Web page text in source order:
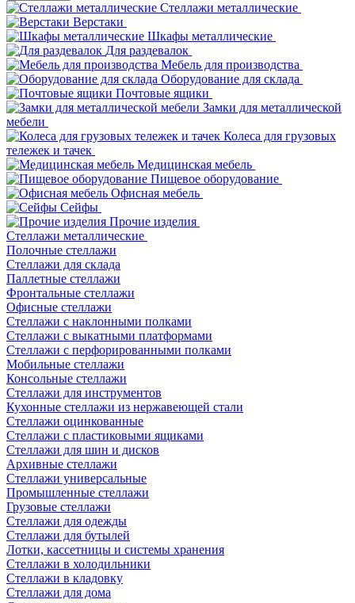
Стеллажи металлические
Верстаки
Шкафы металлические
Для раздевалок
Мебель для производства
Оборудование для склада
Почтовые ящики
Замки для металлической
мебели
Колеса для грузовых
тележек и тачек
Медицинская мебель
Пищевое оборудование
Офисная мебель
Сейфы
Прочие изделия
Стеллажи металлические
Полочные стеллажи
Стеллажи для склада
Паллетные стеллажи
Фронтальные стеллажи
Офисные стеллажи
Стеллажи с наклонными полками
Стеллажи с выкатными платформами
Стеллажи с перфорированными полками
Мобильные стеллажи
Консольные стеллажи
Стеллажи для инструментов
Кухонные стеллажи из нержавеющей стали
Стеллажи оцинкованные
Стеллажи с пластиковыми ящиками
Стеллажи для шин и дисков
Архивные стеллажи
Стеллажи универсальные
Промышленные стеллажи
Грузовые стеллажи
Стеллажи для одежды
Стеллажи для бутылей
Лотки, кассетницы и системы хранения
Стеллажи в холодильники
Стеллажи в кладовку
Стеллажи для дома